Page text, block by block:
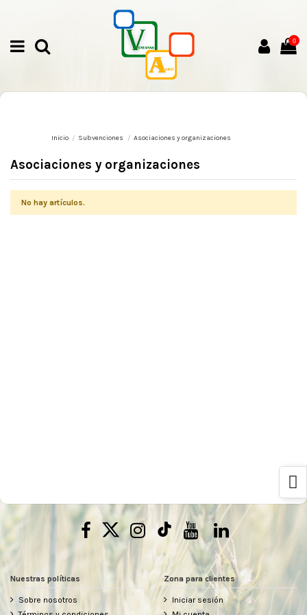
0
Inicio Subvenciones Asociaciones y organizaciones
Asociaciones y organizaciones
No hay artículos.
Nuestras políticas
Sobre nosotros
Zona para clientes
Iniciar sesión